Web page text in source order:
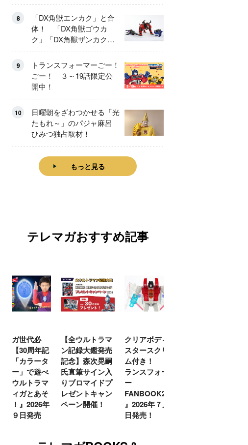
8
「DX角獣エンカク」と合
体！ 「DX角獣ゴウカ
ク」「DX角獣ザンカク」
をレビュー！
9
トランスフォーマーごー！
ごー！ ３～19話限定公
開中！
10
日曜朝をざわつかせる「光
たもれ～」のパジャ麻呂
ひみつ独占取材！
もっと見る
テレマガおすすめ記事
ティガ世代必
見！【30周年記
念】「カラータ
イマー」で遊べ
る『ウルトラマ
ンティガとあそ
ぼう！』2026年
７月９日発売
【全ウルトラマ
ン記録大鑑発売
記念】森次晃嗣
氏直筆サイン入
りブロマイドプ
レゼントキャン
ペーン開催！
クリアボディの
スタースクリー
ム付き！ 『ト
ランスフォーマ
ー
FANBOOK2026
』2026年７月31
日発売！